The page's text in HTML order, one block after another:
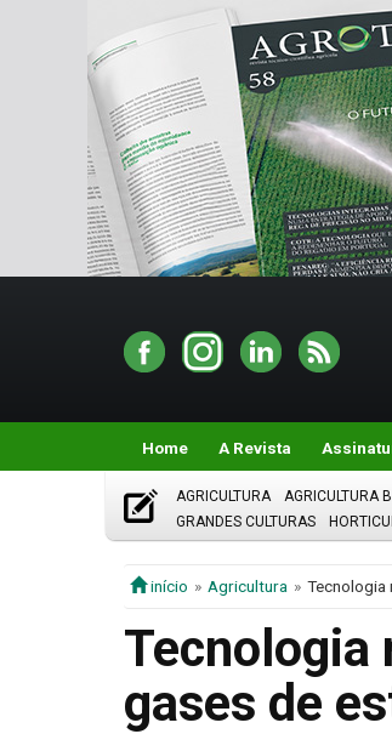
Home A Revista
AGRICULTURA AGRICULTURA
GRANDES CULTURAS
início Agricultura Tecnologia
Tecnologia
gases de